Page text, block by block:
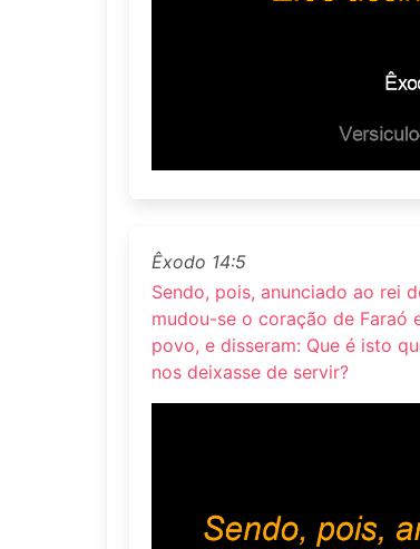
Êxodo 14:5
Sendo, pois, anunciado ao rei
mudou-se o coração de Faraó
povo, e disseram: Que é isto
nos deixasse de servir?